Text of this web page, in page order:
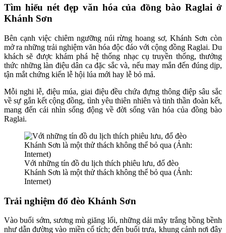
Tìm hiểu nét đẹp văn hóa của đồng bào Raglai ở
Khánh Sơn
Bên cạnh việc chiêm ngưỡng núi rừng hoang sơ, Khánh Sơn còn
mở ra những trải nghiệm văn hóa độc đáo với cộng đồng Raglai. Du
khách sẽ được khám phá hệ thống nhạc cụ truyền thống, thưởng
thức những làn điệu dân ca đặc sắc và, nếu may mắn đến đúng dịp,
tận mắt chứng kiến lễ hội lúa mới hay lễ bỏ mả.
Mỗi nghi lễ, điệu múa, giai điệu đều chứa đựng thông điệp sâu sắc
về sự gắn kết cộng đồng, tình yêu thiên nhiên và tinh thần đoàn kết,
mang đến cái nhìn sống động về đời sống văn hóa của đồng bào
Raglai.
Với những tín đồ du lịch thích phiêu lưu, đổ đèo
Khánh Sơn là một thử thách không thể bỏ qua (Ảnh:
Internet)
Trải nghiệm đổ đèo Khánh Sơn
Vào buổi sớm, sương mù giăng lối, những dải mây trắng bồng bềnh
như dẫn đường vào miền cổ tích; đến buổi trưa, khung cảnh nơi đây